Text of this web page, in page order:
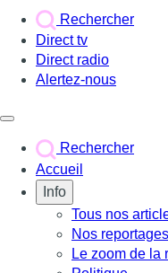
Rechercher
Direct tv
Direct radio
Alertez-nous
Rechercher
Accueil
Info
Tous nos
Nos reportages
Le zoom de la